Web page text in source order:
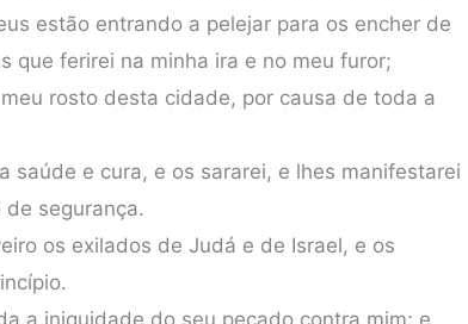
estão entrando a pelejar para os encher de
que ferirei na minha ira e no meu furor;
rosto desta cidade, por causa de toda a
saúde e cura, e os sararei, e lhes manifestarei
segurança.
os exilados de Judá e de Israel, e os
a iniquidade do seu pecado contra mim; e